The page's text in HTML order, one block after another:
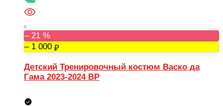
– 21 %
– 1 000
Детский Тренировочный костюм Васко да
Гама 2023-2024 BP